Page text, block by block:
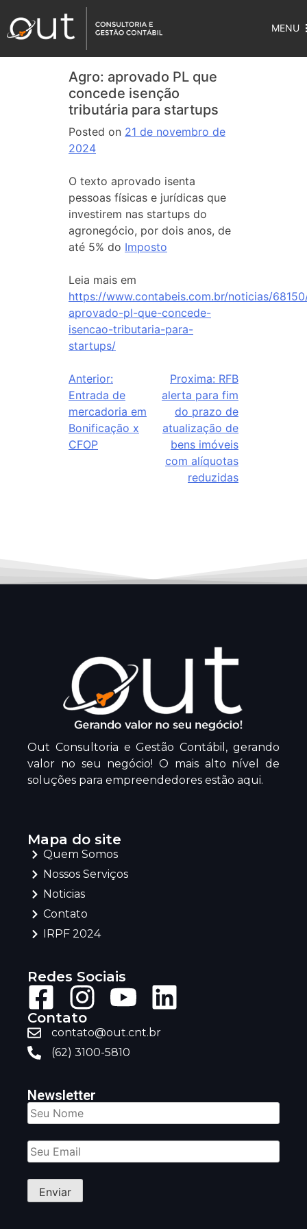
MENU
Agro: aprovado PL que
concede isenção
tributária para startups
Posted on 21 de novembro de
2024
O texto aprovado isenta
pessoas físicas e jurídicas que
investirem nas startups do
agronegócio, por dois anos, de
até 5% do Imposto
Leia mais em
https://www.contabeis.com.br/noticias/
aprovado-pl-que-concede-
isencao-tributaria-para-
startups/
Anterior:
Entrada de
mercadoria em
Bonificação x
CFOP
Proxima: RFB
alerta para fim
do prazo de
atualização de
bens imóveis
com alíquotas
reduzidas
Out Consultoria e Gestão Contábil, gerando
valor no seu negócio! O mais alto nível de
soluções para empreendedores estão aqui.
Mapa do site
Quem Somos
Nossos Serviços
Noticias
Contato
IRPF 2024
Redes Sociais
Contato
contato@out.cnt.br
(62) 3100-5810
Newsletter